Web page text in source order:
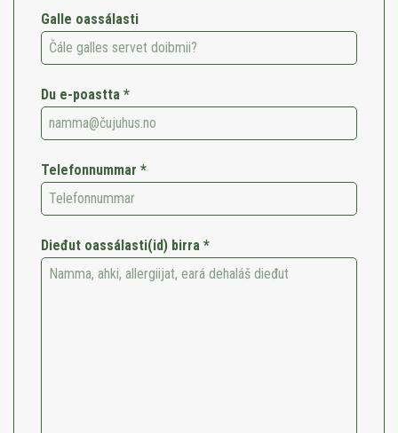
Galle oassálasti
Du e-poastta *
Telefonnummar *
Dieđut oassálasti(id) birra *